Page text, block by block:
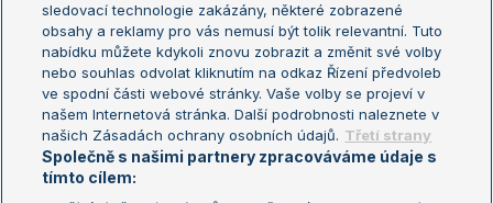
Turnaj mistryň
Aktualní trendy
Fotbalové přestupy
Livesport Daily
LS Prague Open
sledovací technologie zakázány, některé zobrazené
obsahy a reklamy pro vás nemusí být tolik relevantní. Tuto
nabídku můžete kdykoli znovu zobrazit a změnit své volby
nebo souhlas odvolat kliknutím na odkaz Řízení předvoleb
ve spodní části webové stránky. Vaše volby se projeví v
našem Internetová stránka. Další podrobnosti naleznete v
našich Zásadách ochrany osobních údajů. Třetí strany
Společně s našimi partnery zpracováváme údaje s
tímto cílem: